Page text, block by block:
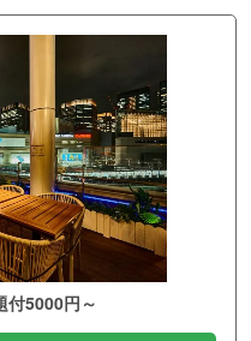
付5000円～